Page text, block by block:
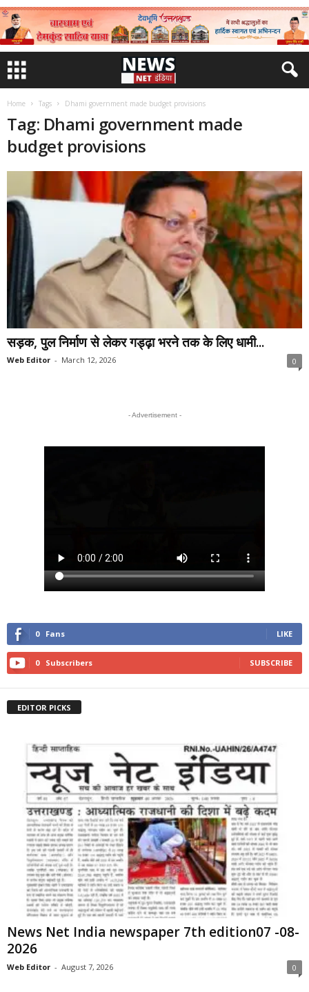
Home Tags Dhami government made budget provisions
Tag: Dhami government made
budget provisions
सड़क, पुल निर्माण से लेकर गड्ढ़ा भरने तक के लिए धामी...
Web Editor - March 12, 2026 0
- Advertisement -
0 Fans LIKE
0 Subscribers SUBSCRIBE
EDITOR PICKS
News Net India newspaper 7th edition07 -08-
2026
Web Editor - August 7, 2026 0